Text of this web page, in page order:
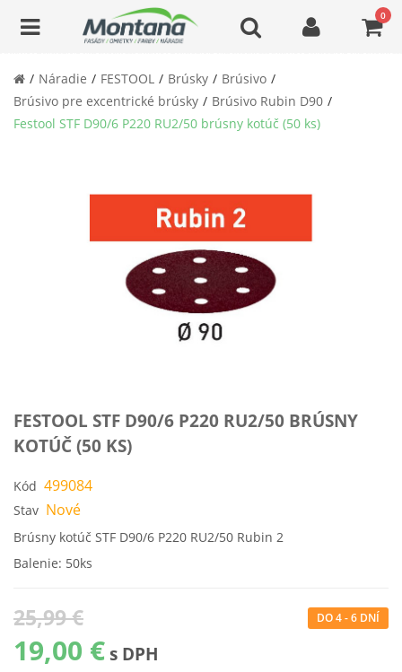
0
Náradie FESTOOL Brúsky
Brúsivo
Brúsivo pre excentrické brúsky
Brúsivo Rubin D90
Festool STF D90/6 P220 RU2/50 brúsny kotúč (50 ks)
FESTOOL STF D90/6 P220 RU2/50 BRÚSNY
KOTÚČ (50 KS)
Kód 499084
Stav Nové
Brúsny kotúč STF D90/6 P220 RU2/50 Rubin 2
Balenie: 50ks
25,99 €
19,00 € s DPH
DO 4 - 6 DNÍ